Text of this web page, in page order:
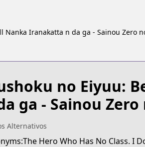
Nanka Iranakatta n da ga - Sainou Zero
no Eiyuu:
ga - Sainou
Alternativos